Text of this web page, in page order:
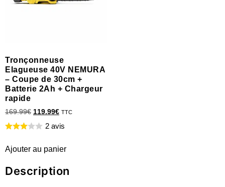
Tronçonneuse
Elagueuse 40V NEMURA
– Coupe de 30cm +
Batterie 2Ah + Chargeur
rapide
169.99€ 119.99€ TTC
2 avis
Ajouter au panier
Description